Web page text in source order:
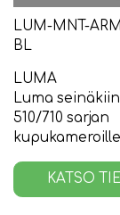
LUM-MNT-
BL
LUMA
Luma
510/710 sarjan
KATSO